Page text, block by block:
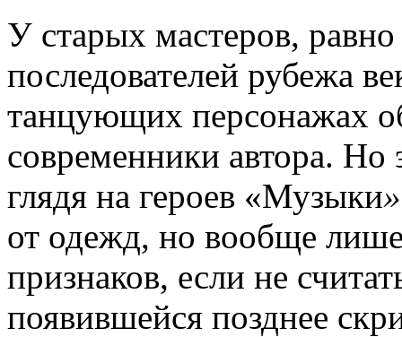
У старых мастеров,
последователей рубежа
танцующих персонажах
современники автора. Но
глядя на героев «Музыки»
от одежд, но вообще
признаков, если не
появившейся позднее